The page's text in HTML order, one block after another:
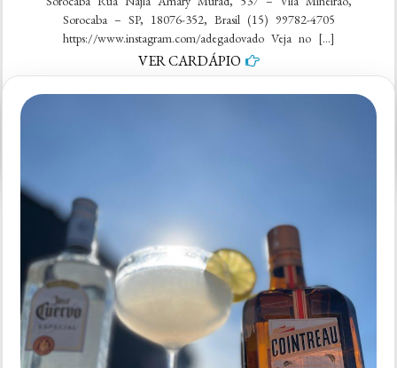
Sorocaba – SP, 18076-352, Brasil (15) 99782-4705
https://www.instagram.com/adegadovado Veja no […]
VER CARDÁPIO
–
Sorocaba